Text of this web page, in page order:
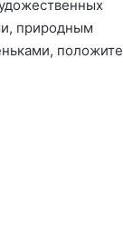
природным
положите